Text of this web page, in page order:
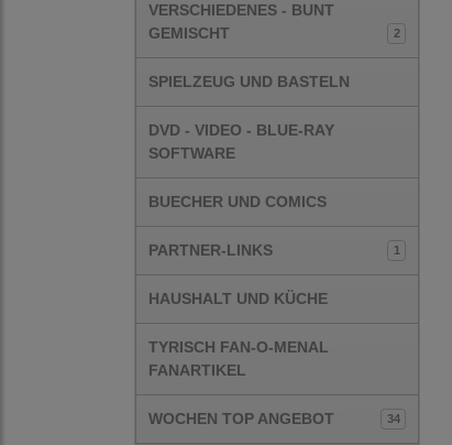
VERSCHIEDENES - BUNT
GEMISCHT
2
SPIELZEUG UND BASTELN
DVD - VIDEO - BLUE-RAY
SOFTWARE
BUECHER UND COMICS
PARTNER-LINKS 1
HAUSHALT UND KÜCHE
TYRISCH FAN-O-MENAL
FANARTIKEL
WOCHEN TOP ANGEBOT 34